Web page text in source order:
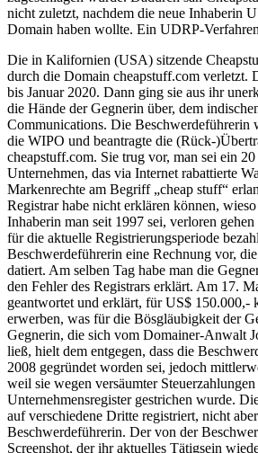
nicht zuletzt, nachdem die neue Inhaberin
Domain haben wollte. Ein UDRP-
Die in Kalifornien (USA) sitzende
durch die Domain cheapstuff.com verletzt.
bis Januar 2020. Dann ging sie aus ihr
die Hände der Gegnerin über, dem
Communications. Die Beschwerdeführerin
die WIPO und beantragte die (Rück-
cheapstuff.com. Sie trug vor, man sei ein 20
Unternehmen, das via Internet rabattierte
Markenrechte am Begriff „cheap stuff“
Registrar habe nicht erklären können,
Inhaberin man seit 1997 sei, verloren
für die aktuelle Registrierungsperiode
Beschwerdeführerin eine Rechnung vor,
datiert. Am selben Tag habe man die
den Fehler des Registrars erklärt. Am 17.
geantwortet und erklärt, für US$ 150.000,-
erwerben, was für die Bösgläubigkeit der
Gegnerin, die sich vom Domainer-Anwalt
ließ, hielt dem entgegen, dass die
2008 gegründet worden sei, jedoch
weil sie wegen versäumter
Unternehmensregister gestrichen wurde.
auf verschiedene Dritte registriert, nicht
Beschwerdeführerin. Der von der
Screenshot, der ihr aktuelles Tätigsein